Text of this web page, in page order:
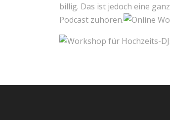
billig. Das ist jedoch eine
Podcast zuhören.